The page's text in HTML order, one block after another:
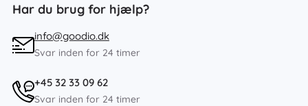
Har du brug for hjælp?
info@goodio.dk
Svar inden for 24 timer
+45 32 33 09 62
Svar inden for 24 timer